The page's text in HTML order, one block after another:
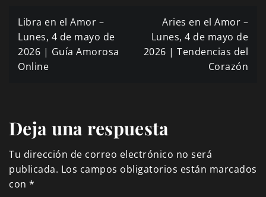
Navegación
de
entradas
Libra en el Amor –
Lunes, 4 de mayo de
2026 | Guía Amorosa
Online
Aries en el Amor –
Lunes, 4 de mayo de
2026 | Tendencias del
Corazón
Deja una respuesta
Tu dirección de correo electrónico no será
publicada. Los campos obligatorios están marcados
con *